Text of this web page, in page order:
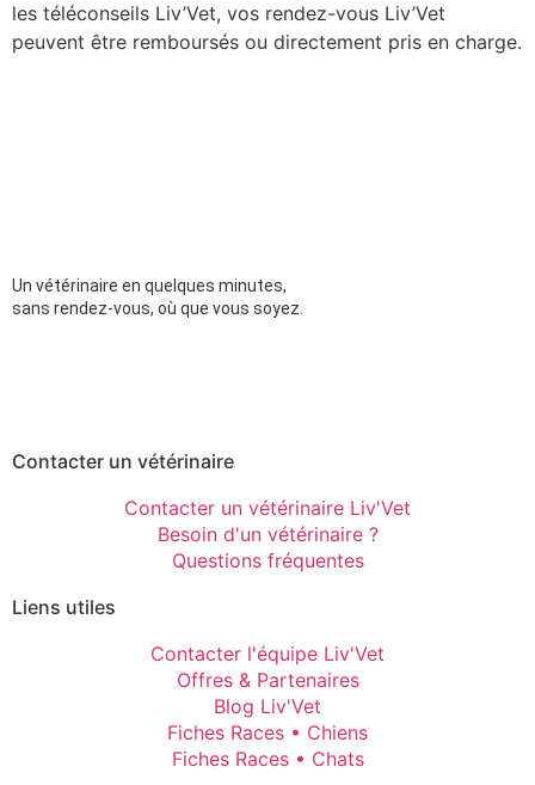
les téléconseils Liv’Vet, vos rendez-vous Liv’Vet
peuvent être remboursés ou directement pris en charge.
Un vétérinaire en quelques minutes,
sans rendez-vous, où que vous soyez.
Contacter un vétérinaire
Contacter un vétérinaire Liv'Vet
Besoin d'un vétérinaire ?
Questions fréquentes
Liens utiles
Contacter l'équipe Liv'Vet
Offres & Partenaires
Blog Liv'Vet
Fiches Races • Chiens
Fiches Races • Chats